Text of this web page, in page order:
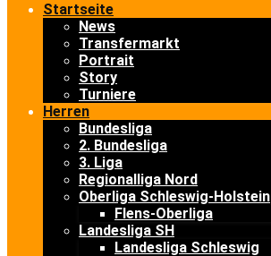
Startseite
News
Transfermarkt
Portrait
Story
Turniere
Herren
Bundesliga
2. Bundesliga
3. Liga
Regionalliga Nord
Oberliga Schleswig-Holstein
Flens-Oberliga
Landesliga SH
Landesliga Schleswig